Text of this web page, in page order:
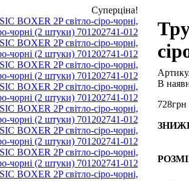
Суперціна!
В
728грн